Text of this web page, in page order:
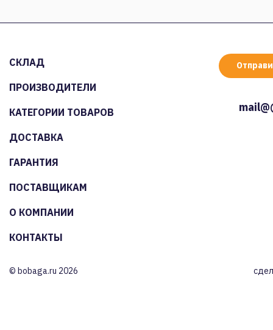
СКЛАД
ПРОИЗВОДИТЕЛИ
КАТЕГОРИИ ТОВАРОВ
ДОСТАВКА
ГАРАНТИЯ
ПОСТАВЩИКАМ
О КОМПАНИИ
КОНТАКТЫ
© bobaga.ru 2026